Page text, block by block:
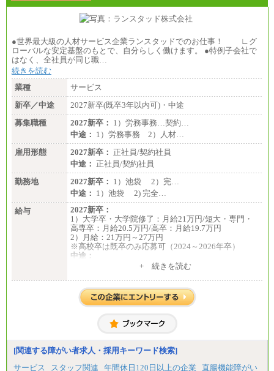
【エアサーブ】
月給223,000円～
●世界最大級の人材サービス企業ランスタッドでのお仕事！ ∟グ
ローバルな安定基盤のもとで、自分らしく働けます。 ●特例子会社で
はなく、全社員が同じ職…
続きを読む
業種
サービス
新卒／中途
2027新卒(既卒3年以内可)・中途
募集職種
2027新卒： 1）労務事務…契約…
中途： 1）労務事務 2）人材…
雇用形態
2027新卒： 正社員/契約社員
中途： 正社員/契約社員
勤務地
2027新卒： 1）池袋 2）完…
中途： 1）池袋 2) 完全…
給与
2027新卒：
1）大学卒・大学院修了：月給21万円/短大・専門・
高専卒：月給20.5万円/高卒：月給19.7万円
2）月給：21万円～27万円
※高校卒は既卒のみ応募可（2024～2026年卒）
中途：
1）月給：21万円～25万円+ 続きを読む
[関連する障がい者求人・採用キーワード検索]
サービス
スタッフ関連 年間休日120日以上の企業
直腸機能障がい